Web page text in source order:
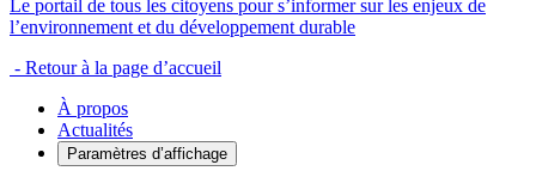
Le portail de tous les citoyens pour s’informer sur les enjeux de
l’environnement et du développement durable
- Retour à la page d’accueil
À propos
Actualités
Paramètres d’affichage